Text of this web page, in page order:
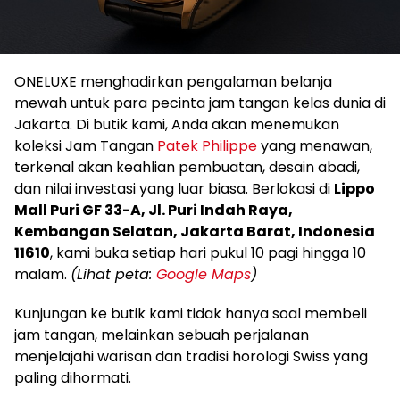
ONELUXE menghadirkan pengalaman belanja
mewah untuk para pecinta jam tangan kelas dunia di
Jakarta. Di butik kami, Anda akan menemukan
koleksi Jam Tangan Patek Philippeyang menawan,
terkenal akan keahlian pembuatan, desain abadi,
dan nilai investasi yang luar biasa. Berlokasi di Lippo
Mall Puri GF 33-A, Jl. Puri Indah Raya,
Kembangan Selatan, Jakarta Barat, Indonesia
11610, kami buka setiap hari pukul 10 pagi hingga 10
malam. (Lihat peta: Google Maps)
Kunjungan ke butik kami tidak hanya soal membeli
jam tangan, melainkan sebuah perjalanan
menjelajahi warisan dan tradisi horologi Swiss yang
paling dihormati.